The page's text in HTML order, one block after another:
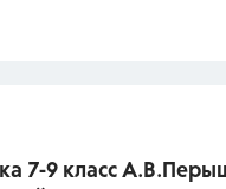
7-9 класс